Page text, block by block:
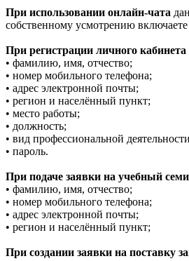
При использовании онлайн-чата
собственному усмотрению
При регистрации личного кабинета
• фамилию, имя, отчество;
• номер мобильного телефона;
• адрес электронной почты;
• регион и населённый пункт;
• место работы;
• должность;
• вид профессиональной
• пароль.
При подаче заявки на учебный
• фамилию, имя, отчество;
• номер мобильного телефона;
• адрес электронной почты;
• регион и населённый пункт;
При создании заявки на поставку